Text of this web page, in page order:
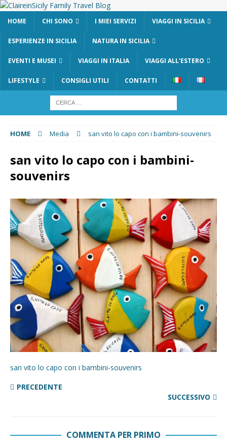
HOME CHI SONO I MIEI SERVIZI VIAGGI IN SICILIA
ESPERIENZE IN SICILIA NATURA IN SICILIA
EVENTI E MUSEI VIAGGI IN ITALIA VIAGGI ALL’ESTERO
LIFESTYLE CONSIGLI UTILI CONTATTI
HOME Media san vito lo capo con i bambini-souvenirs
san vito lo capo con i bambini-
souvenirs
san vito lo capo con i bambini-souvenirs
PRECEDENTE
SUCCESSIVO
COMMENTA PER PRIMO